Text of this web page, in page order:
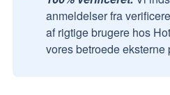
anmeldelser fra
af rigtige brugere hos
vores betroede eksterne